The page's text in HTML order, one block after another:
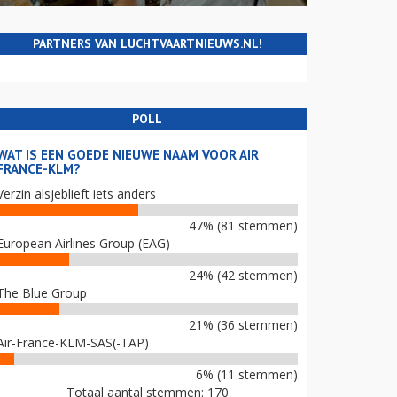
PARTNERS VAN LUCHTVAARTNIEUWS.NL!
POLL
IS EEN GOEDE NIEUWE NAAM VOOR AIR
KLM?
alsjeblieft iets anders
47% (81 stemmen)
Airlines Group (EAG)
24% (42 stemmen)
Blue Group
21% (36 stemmen)
France-KLM-SAS(-TAP)
6% (11 stemmen)
Totaal aantal stemmen: 170